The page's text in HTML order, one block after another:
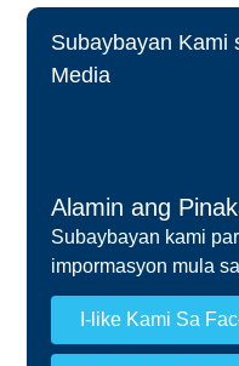
Subaybayan Kami
Media
Alamin ang
Subaybayan kami
impormasyon mula
I-like Kami Sa